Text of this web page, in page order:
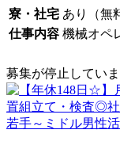
寮・社宅 あり（無
仕事内容 機械オペ
募集が停止してい